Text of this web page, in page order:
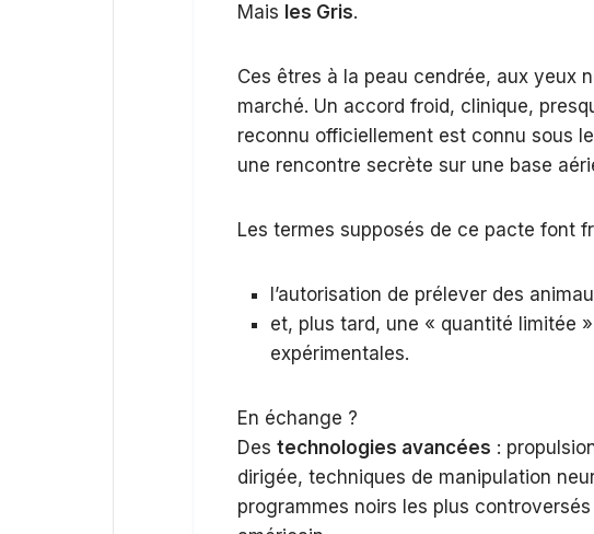
Mais les Gris.
Ces êtres à la peau cendrée, aux yeux
marché. Un accord froid, clinique,
reconnu officiellement est connu sous
une rencontre secrète sur une base
Les termes supposés de ce pacte font
l’autorisation de prélever des
et, plus tard, une « quantité limitée
expérimentales.
En échange ?
Des technologies avancées :
dirigée, techniques de manipulation
programmes noirs les plus